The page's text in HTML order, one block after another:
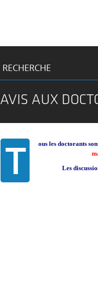
RECHERCHE
AVIS AUX
T
ous les doctorants
Les